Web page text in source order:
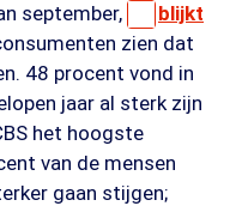
september,
blijkt
zien dat
48 procent vond in
jaar al sterk zijn
het hoogste
van de mensen
gaan stijgen;